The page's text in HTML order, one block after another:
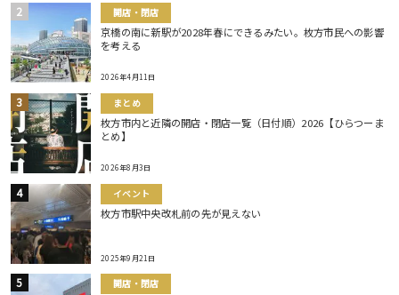
開店・閉店
京橋の南に新駅が2028年春にできるみたい。枚方市民への影響
を考える
2026年4月11日
まとめ
枚方市内と近隣の開店・閉店一覧（日付順）2026【ひらつーま
とめ】
2026年8月3日
イベント
枚方市駅中央改札前の先が見えない
2025年9月21日
開店・閉店